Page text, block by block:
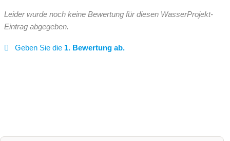
Leider wurde noch keine Bewertung für diesen WasserProjekt-
Eintrag abgegeben.
Geben Sie die 1. Bewertung ab.